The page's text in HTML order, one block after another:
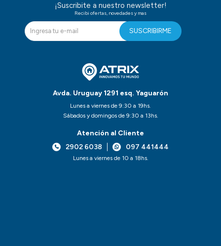
Avda. Uruguay 1291 esq. Yaguarón
Lunes a viernes de 9:30 a 19hs.
Sábados y domingos de 9:30 a 13hs.
Atención al Cliente
2902 6038
097 441444
Lunes a viernes de 10 a 18hs.
¡Suscribite a nuestro newsletter!
Recibi ofertas, novedades y mas
SUSCRIBIRME